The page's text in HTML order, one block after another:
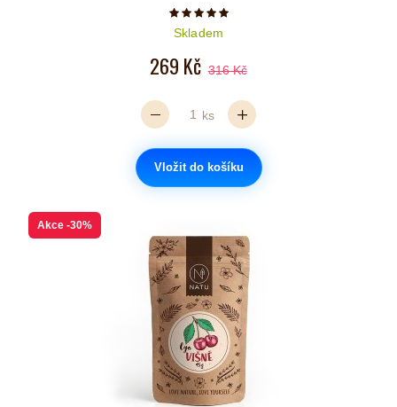
Počet hvězdiček je 5 z 5
Skladem
269 Kč 316 Kč
ks
Vložit do košíku
Akce -30%